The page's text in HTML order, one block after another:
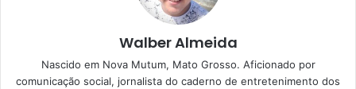
certa para um almoço ou jantar
15/06/2023
Walber Almeida
Nascido em Nova Mutum, Mato Grosso. Aficionado por
comunicação social, jornalista do caderno de entretenimento dos